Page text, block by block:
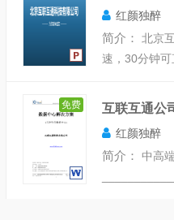
红颜独醉
简介：
北京
速，30分钟
免费 互联互通公
红颜独醉
简介：
中高